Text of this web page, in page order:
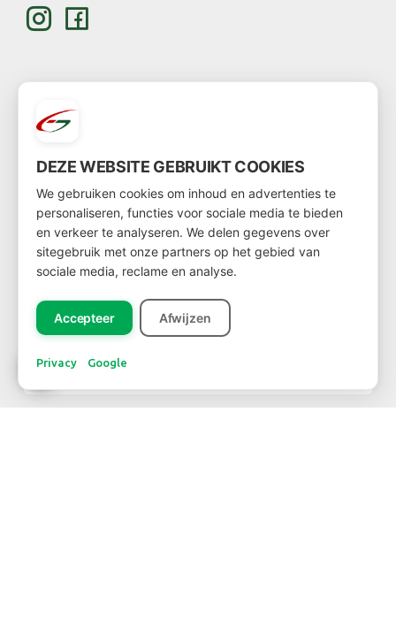
KLANT WORDEN
Ga dan viadeze linknaar het klantenformulier
NIEUWSBRIEF
DEZE WEBSITE GEBRUIKT COOKIES
We gebruiken cookies om inhoud en advertenties te
personaliseren, functies voor sociale media te bieden
en verkeer te analyseren. We delen gegevens over
sitegebruik met onze partners op het gebied van
sociale media, reclame en analyse.
Accepteer Afwijzen
Privacy Google